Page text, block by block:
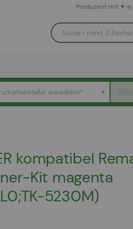
Produziert mit ♥
auswählen*
kompatibel
Kit magenta
5230M)